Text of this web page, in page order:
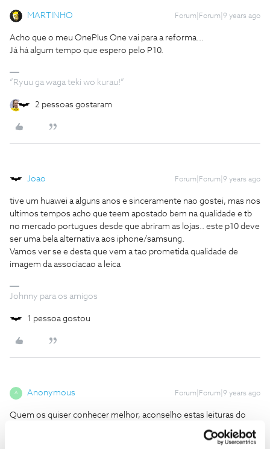
MARTINHO Forum|Forum|9 years ago
Acho que o meu OnePlus One vai para a reforma...
Já há algum tempo que espero pelo P10.
“Ryuu ga waga teki wo kurau!”
2 pessoas gostaram
Joao Forum|Forum|9 years ago
tive um huawei a alguns anos e sinceramente nao gostei, mas nos
ultimos tempos acho que teem apostado bem na qualidade e tb
no mercado portugues desde que abriram as lojas.. este p10 deve
ser uma bela alternativa aos iphone/samsung.
Vamos ver se e desta que vem a tao prometida qualidade de
imagem da associacao a leica
Johnny para os amigos
1 pessoa gostou
A Anonymous Forum|Forum|9 years ago
Quem os quiser conhecer melhor, aconselho estas leituras do